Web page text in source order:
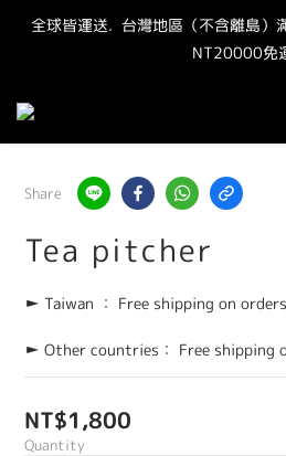
"點我" 加官方LINE最
全球皆運送.  台灣地區（不含離島
NT20000免
"點我" 加官方LINE最新
Share
Tea pitcher
► Taiwan ： Free shipping on
► Other countries： Free shipping
NT$1,800
Quantity